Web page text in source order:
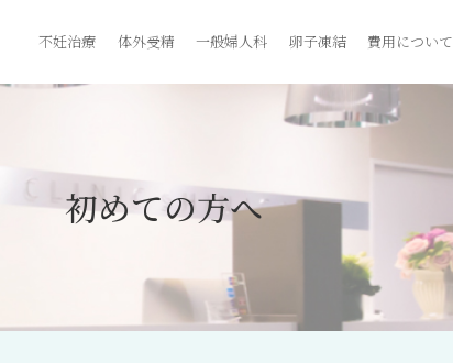
不妊治療 体外受精 一般婦人科 卵子凍結 費用について
初めての方へ